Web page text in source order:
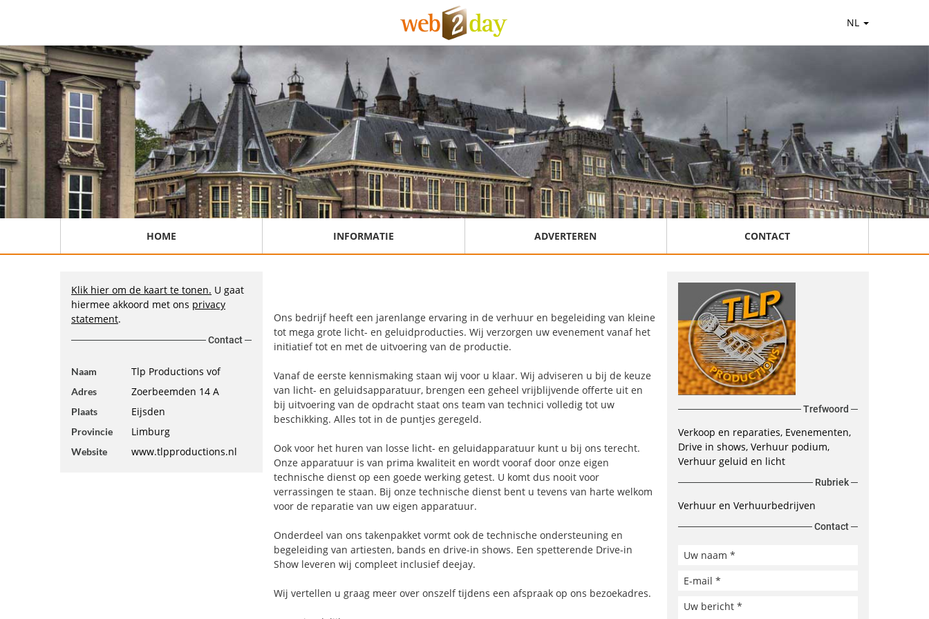
NL
HOME INFORMATIE ADVERTEREN CONTACT
Klik hier om de kaart te tonen. U gaat
hiermee akkoord met ons privacy
statement.
Contact
Naam Tlp Productions vof
Adres Zoerbeemden 14 A
Plaats Eijsden
Provincie Limburg
Website www.tlpproductions.nl
Ons bedrijf heeft een jarenlange ervaring in de verhuur en begeleiding van kleine
tot mega grote licht- en geluidproducties. Wij verzorgen uw evenement vanaf het
initiatief tot en met de uitvoering van de productie.
Vanaf de eerste kennismaking staan wij voor u klaar. Wij adviseren u bij de keuze
van licht- en geluidsapparatuur, brengen een geheel vrijblijvende offerte uit en
bij uitvoering van de opdracht staat ons team van technici volledig tot uw
beschikking. Alles tot in de puntjes geregeld.
Ook voor het huren van losse licht- en geluidapparatuur kunt u bij ons terecht.
Onze apparatuur is van prima kwaliteit en wordt vooraf door onze eigen
technische dienst op een goede werking getest. U komt dus nooit voor
verrassingen te staan. Bij onze technische dienst bent u tevens van harte welkom
voor de reparatie van uw eigen apparatuur.
Onderdeel van ons takenpakket vormt ook de technische ondersteuning en
begeleiding van artiesten, bands en drive-in shows. Een spetterende Drive-in
Show leveren wij compleet inclusief deejay.
Wij vertellen u graag meer over onszelf tijdens een afspraak op ons bezoekadres.
Trefwoord
Verkoop en reparaties, Evenementen,
Drive in shows, Verhuur podium,
Verhuur geluid en licht
Rubriek
Verhuur en Verhuurbedrijven
Contact